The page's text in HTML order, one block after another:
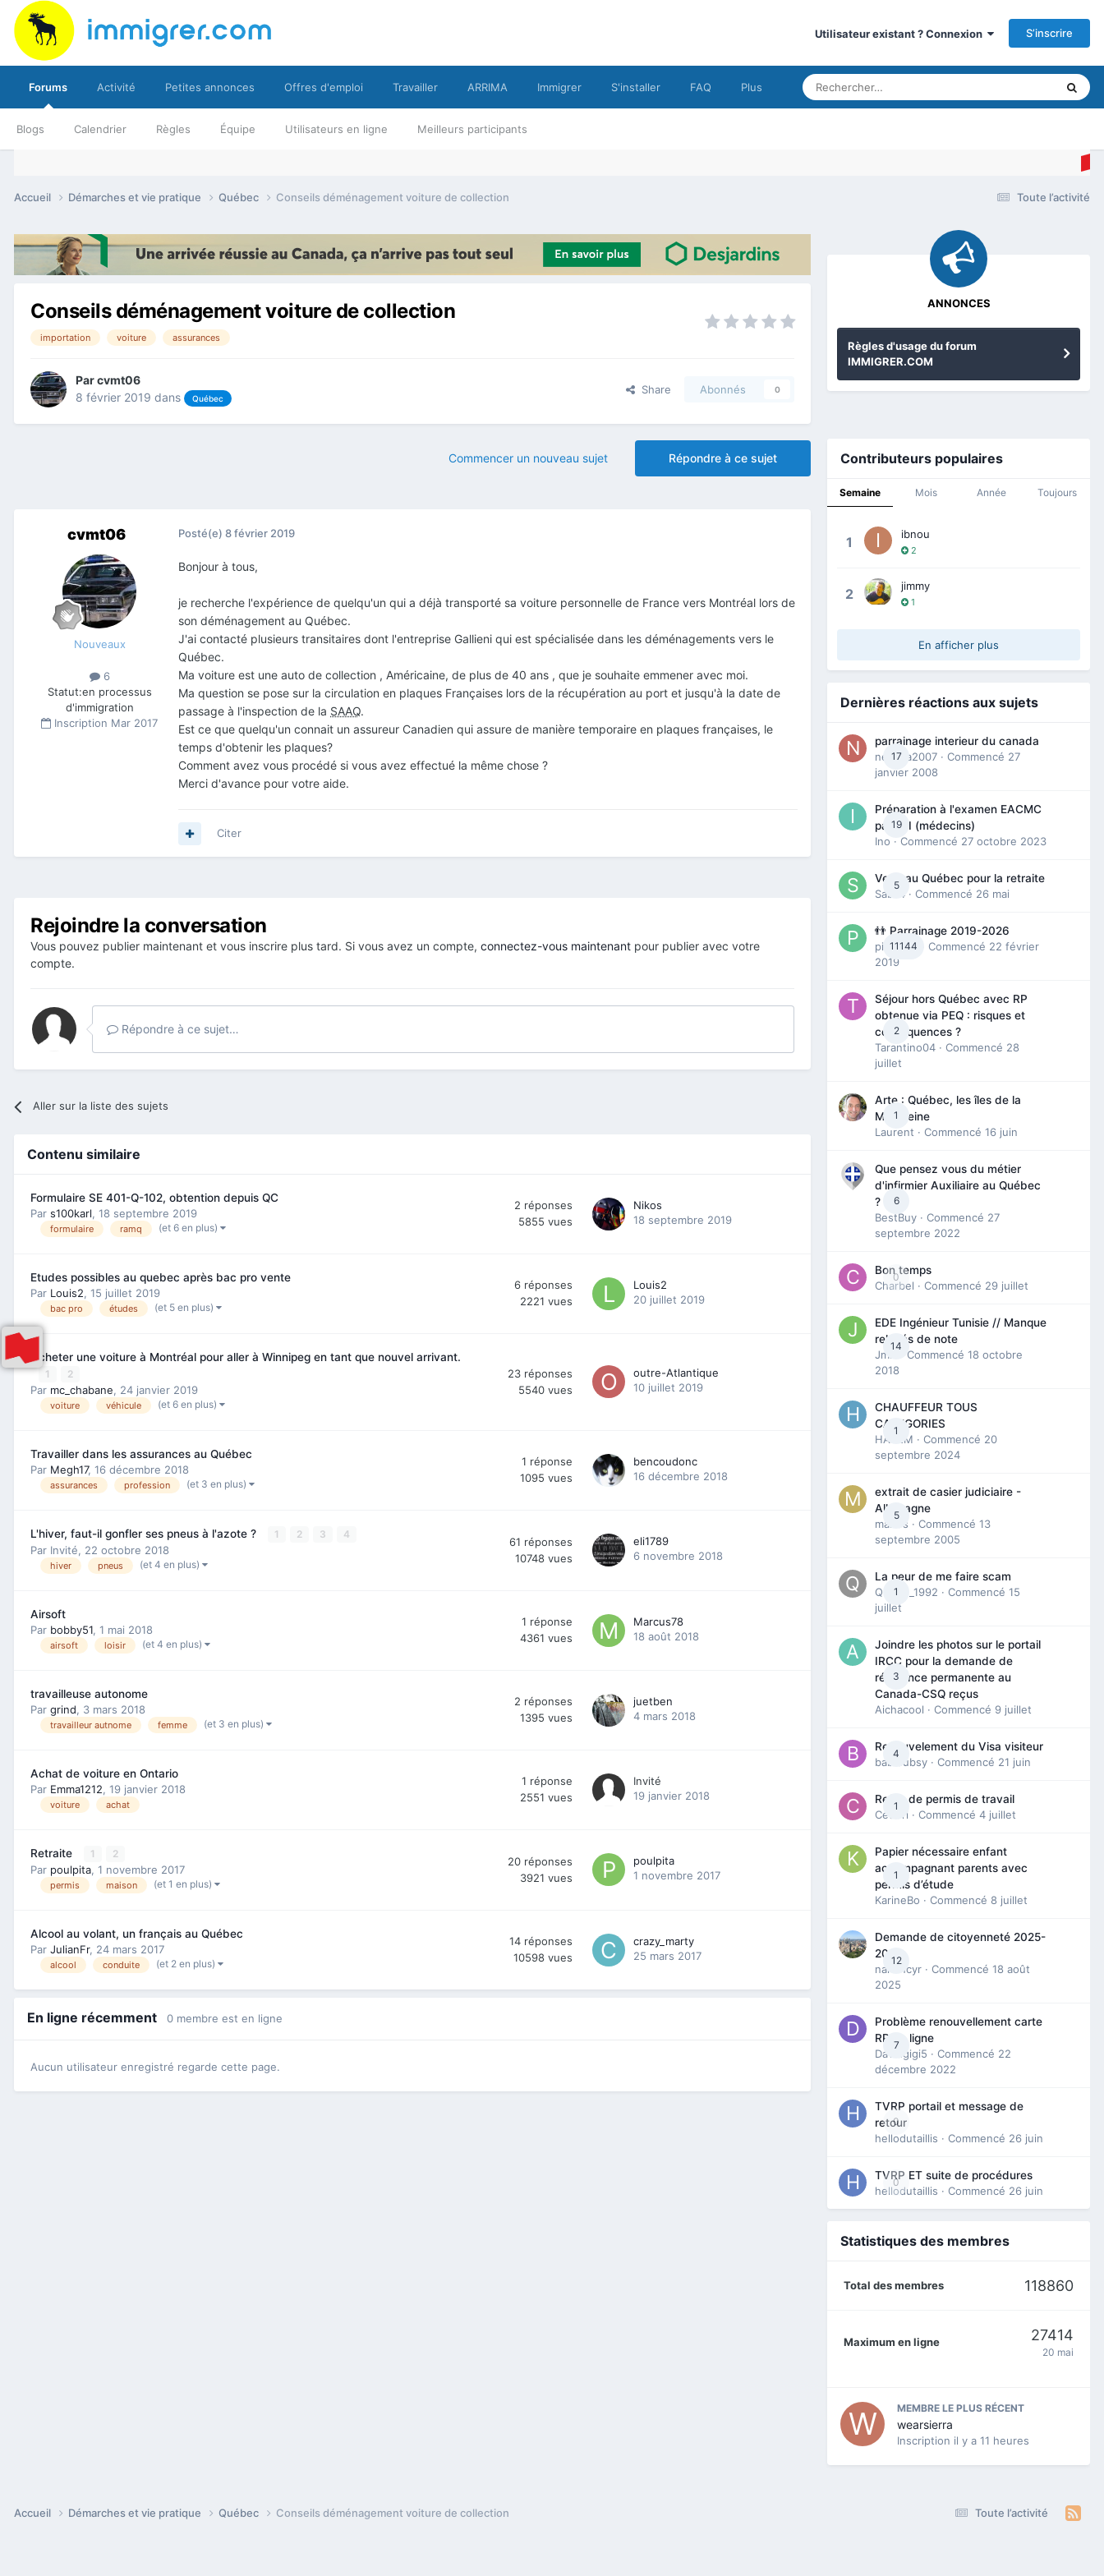
Utilisateur existant ? Connexion S’inscrire
Forums
Blogs Calendrier Règles Équipe Utilisateurs en ligne Meilleurs participants
Activité Petites annonces Offres d'emploi Travailler ARRIMA Immigrer S'installer FAQ Plus
Toute l’activité
Accueil Démarches et vie pratique Québec Conseils déménagement voiture de collection
Conseils déménagement voiture de collection
importation voiture assurances
Parcvmt06
8 février 2019 dans Québec
Share Abonnés 0
Répondre à ce sujet
Commencer un nouveau sujet
cvmt06
Nouveaux
6
Statut:en processus
d'immigration
Inscription Mar 2017
Posté(e) 8 février 2019
Bonjour à tous,
je recherche l'expérience de quelqu'un qui a déjà transporté sa voiture personnelle de France vers Montréal lors de
son déménagement au Québec.
J'ai contacté plusieurs transitaires dont l'entreprise Gallieni qui est spécialisée dans les déménagements vers le
Québec.
Ma voiture est une auto de collection , Américaine, de plus de 40 ans , que je souhaite emmener avec moi.
Ma question se pose sur la circulation en plaques Françaises lors de la récupération au port et jusqu'à la date de
passage à l'inspection de la SAAQ.
Est ce que quelqu'un connait un assureur Canadien qui assure de manière temporaire en plaques françaises, le
temps d'obtenir les plaques?
Comment avez vous procédé si vous avez effectué la même chose ?
Merci d'avance pour votre aide.
Citer
Rejoindre la conversation
Vous pouvez publier maintenant et vous inscrire plus tard. Si vous avez un compte, connectez-vous maintenant pour publier avec votre
compte.
Répondre à ce sujet…
Aller sur la liste des sujets
Contenu similaire
Formulaire SE 401-Q-102, obtention depuis QC
Par s100karl, 18 septembre 2019
formulaire ramq (et 6 en plus)
2 réponses
5855 vues
Nikos
18 septembre 2019
Etudes possibles au quebec après bac pro vente
Par Louis2, 15 juillet 2019
bac pro études (et 5 en plus)
6 réponses
2221 vues
Louis2
20 juillet 2019
Acheter une voiture à Montréal pour aller à Winnipeg en tant que nouvel arrivant.
1 2
Par mc_chabane, 24 janvier 2019
voiture véhicule (et 6 en plus)
23 réponses
5540 vues
outre-Atlantique
10 juillet 2019
Travailler dans les assurances au Québec
Par Megh17, 16 décembre 2018
assurances profession (et 3 en plus)
1 réponse
1095 vues
bencoudonc
16 décembre 2018
L'hiver, faut-il gonfler ses pneus à l'azote ? 1 2 3 4
Par Invité, 22 octobre 2018
hiver pneus (et 4 en plus)
61 réponses
10748 vues
eli1789
6 novembre 2018
Airsoft
Par bobby51, 1 mai 2018
airsoft loisir (et 4 en plus)
1 réponse
4361 vues
Marcus78
18 août 2018
travailleuse autonome
Par grind, 3 mars 2018
travailleur autnome femme (et 3 en plus)
2 réponses
1395 vues
juetben
4 mars 2018
Achat de voiture en Ontario
Par Emma1212, 19 janvier 2018
voiture achat
1 réponse
2551 vues
Invité
19 janvier 2018
Retraite 1 2
Par poulpita, 1 novembre 2017
permis maison (et 1 en plus)
20 réponses
3921 vues
poulpita
1 novembre 2017
Alcool au volant, un français au Québec
Par JulianFr, 24 mars 2017
alcool conduite (et 2 en plus)
14 réponses
10598 vues
crazy_marty
25 mars 2017
En ligne récemment 0 membre est en ligne
Aucun utilisateur enregistré regarde cette page.
ANNONCES
Règles d'usage du forum
IMMIGRER.COM
Contributeurs populaires
Semaine Mois Année Toujours
1 ibnou
2
2 jimmy
1
En afficher plus
Dernières réactions aux sujets
17
parrainage interieur du canada
nedjma2007 · Commencé 27
janvier 2008
19
Préparation à l'examen EACMC
partie I (médecins)
Ino · Commencé 27 octobre 2023
5
Venir au Québec pour la retraite
Sab74 · Commencé 26 mai
11144
👬 Parrainage 2019-2026
piinoush
· Commencé 22 février
2019
2
Séjour hors Québec avec RP
obtenue via PEQ : risques et
conséquences ?
Tarantino04 · Commencé 28
juillet
1
Arte : Québec, les îles de la
Madeleine
Laurent · Commencé 16 juin
6
Que pensez vous du métier
d'infirmier Auxiliaire au Québec
?
BestBuy · Commencé 27
septembre 2022
0
Bon temps
Charbel · Commencé 29 juillet
14
EDE Ingénieur Tunisie // Manque
relevés de note
Jmili
· Commencé 18 octobre
2018
1
CHAUFFEUR TOUS
CATEGORIES
HAZEM · Commencé 20
septembre 2024
5
extrait de casier judiciaire -
Allemagne
maries · Commencé 13
septembre 2005
1
La peur de me faire scam
Queen_1992 · Commencé 15
juillet
3
Joindre les photos sur le portail
IRCC pour la demande de
résidence permanente au
Canada-CSQ reçus
Aichacool · Commencé 9 juillet
4
Renouvelement du Visa visiteur
babibubsy · Commencé 21 juin
1
Refus de permis de travail
Cedbri · Commencé 4 juillet
1
Papier nécessaire enfant
accompagnant parents avec
permis d’étude
KarineBo · Commencé 8 juillet
12
Demande de citoyenneté 2025-
2026
nanancyr · Commencé 18 août
2025
7
Problème renouvellement carte
RP en ligne
Davidgigi5 · Commencé 22
décembre 2022
0
TVRP portail et message de
retour
hellodutaillis · Commencé 26 juin
0
TVRP ET suite de procédures
hellodutaillis · Commencé 26 juin
Statistiques des membres
Total des membres 118860
Maximum en ligne 27414
20 mai
MEMBRE LE PLUS RÉCENT
wearsierra
Inscription il y a 11 heures
Toute l’activité
Accueil Démarches et vie pratique Québec Conseils déménagement voiture de collection